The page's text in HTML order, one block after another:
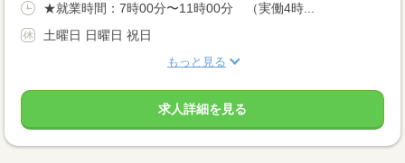
★就業時間：7時00分〜11時00分 （実働4時...
土曜日 日曜日 祝日
もっと見る
求人詳細を見る